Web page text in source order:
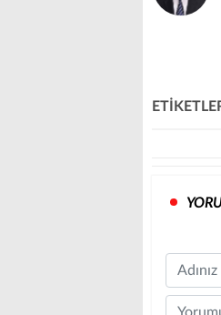
Name
Comment